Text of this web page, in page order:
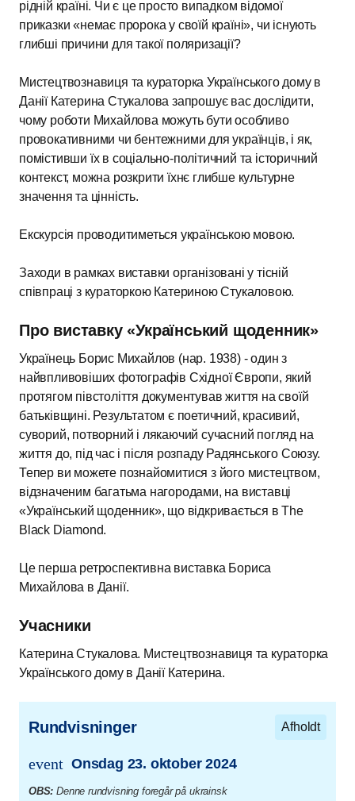
рідній країні. Чи є це просто випадком відомої
приказки «немає пророка у своїй країні», чи існують
глибші причини для такої поляризації?
Мистецтвознавиця та кураторка Українського дому в
Данії Катерина Стукалова запрошує вас дослідити,
чому роботи Михайлова можуть бути особливо
провокативними чи бентежними для українців, і як,
помістивши їх в соціально-політичний та історичний
контекст, можна розкрити їхнє глибше культурне
значення та цінність.
Екскурсія проводитиметься українською мовою.
Заходи в рамках виставки організовані у тісній
співпраці з кураторкою Катериною Стукаловою.
Про виставку «Український щоденник»
Українець Борис Михайлов (нар. 1938) - один з
найвпливовіших фотографів Східної Європи, який
протягом півстоліття документував життя на своїй
батьківщині. Результатом є поетичний, красивий,
суворий, потворний і лякаючий сучасний погляд на
життя до, під час і після розпаду Радянського Союзу.
Тепер ви можете познайомитися з його мистецтвом,
відзначеним багатьма нагородами, на виставці
«Український щоденник», що відкривається в The
Black Diamond.
Це перша ретроспективна виставка Бориса
Михайлова в Данії.
Учасники
Катерина Стукалова. Мистецтвознавиця та кураторка
Українського дому в Данії Катерина.
Rundvisninger Afholdt
event
trans.event.date
Onsdag 23. oktober 2024
OBS: Denne rundvisning foregår på ukrainsk